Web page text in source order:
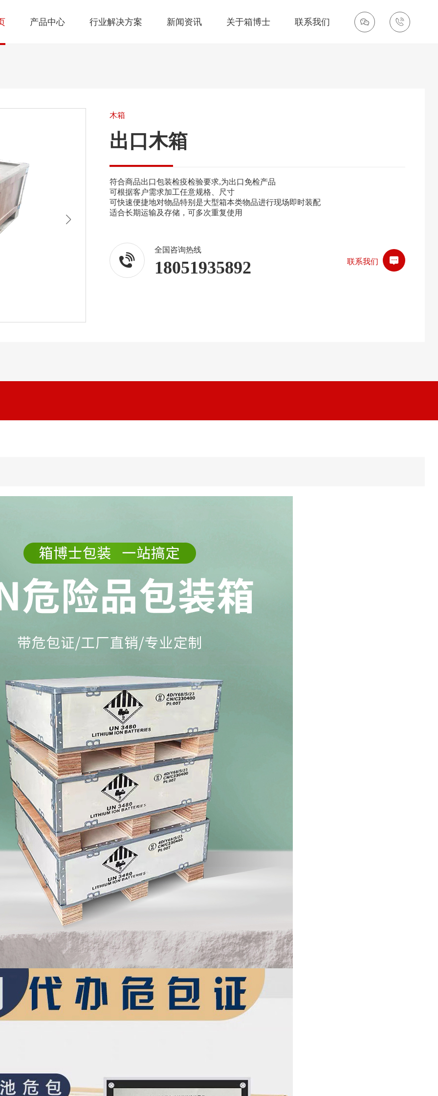
产品中心 行业解决方案 新闻资讯 关于箱博士 联系我们
木箱
出口木箱
符合商品出口包装检疫检验要求,为出口免检产品
可根据客户需求加工任意规格、尺寸
可快速便捷地对物品特别是大型箱本类物品进行现场即时装配
适合长期运输及存储，可多次重复使用
全国咨询热线
18051935892 联系我们